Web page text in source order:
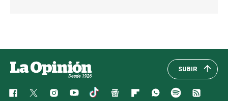
SUBIR